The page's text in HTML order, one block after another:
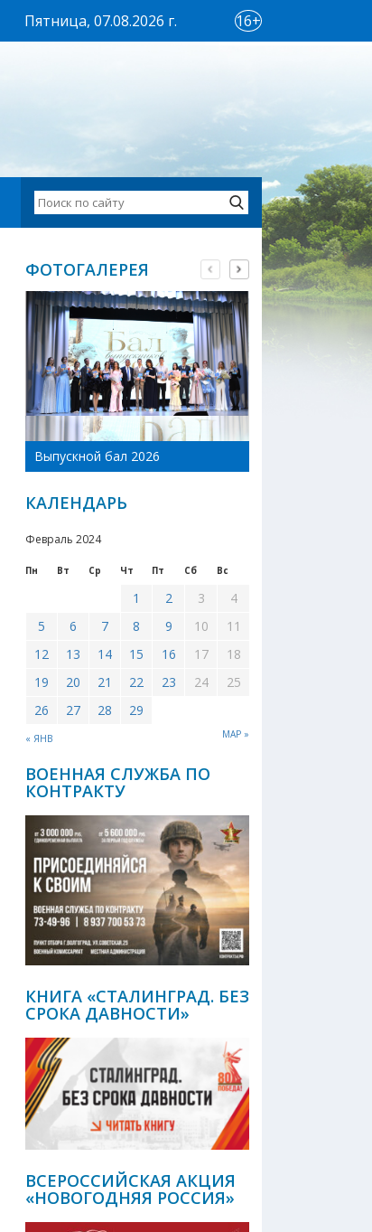
Пятница, 07.08.2026 г. 16+
ФОТОГАЛЕРЕЯ
Выпускной бал 2026
КАЛЕНДАРЬ
Февраль 2024
Пн Вт Ср Чт Пт Сб Вс
« ЯНВ МАР »
1 2 3
4
5
6 7 8 9 10
11
12
13 14 15 16 17
18
19
20 21 22 23 24
25
26
27 28 29
ВОЕННАЯ СЛУЖБА ПО
КОНТРАКТУ
КНИГА «СТАЛИНГРАД. БЕЗ
СРОКА ДАВНОСТИ»
ВСЕРОССИЙСКАЯ АКЦИЯ
«НОВОГОДНЯЯ РОССИЯ»